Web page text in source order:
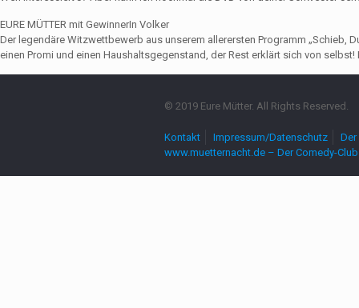
EURE MÜTTER mit GewinnerIn Volker
Der legendäre Witzwettbewerb aus unserem allerersten Programm „Schieb,
einen Promi und einen Haushaltsgegenstand, der Rest erklärt sich von
© 2019 Eure Mütter. All Rights Reserved.
Kontakt Impressum/Datenschutz
www.muetternacht.de – Der Comedy-Club